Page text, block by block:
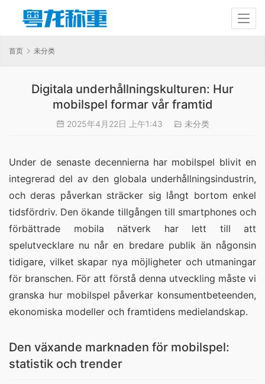
首页 未分类
Digitala underhållningskulturen: Hur
mobilspel formar vår framtid
2025年4月22日 上午1:43 未分类
Under de senaste decennierna har mobilspel blivit en
integrerad del av den globala underhållningsindustrin,
och deras påverkan sträcker sig långt bortom enkel
tidsfördriv. Den ökande tillgången till smartphones och
förbättrade mobila nätverk har lett till att
spelutvecklare nu når en bredare publik än någonsin
tidigare, vilket skapar nya möjligheter och utmaningar
för branschen. För att förstå denna utveckling måste vi
granska hur mobilspel påverkar konsumentbeteenden,
ekonomiska modeller och framtidens medielandskap.
Den växande marknaden för mobilspel:
statistik och trender